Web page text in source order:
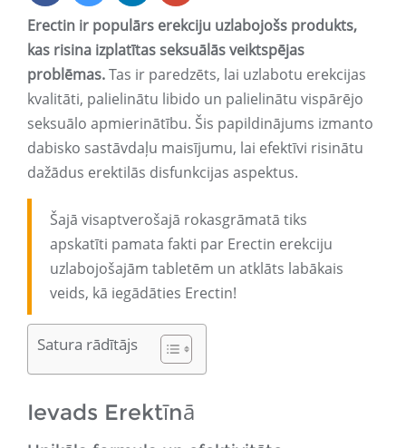
Erectin ir populārs erekciju uzlabojošs produkts,
kas risina izplatītas seksuālās veiktspējas
problēmas.Tas ir paredzēts, lai uzlabotu erekcijas
kvalitāti, palielinātu libido un palielinātu vispārējo
seksuālo apmierinātību. Šis papildinājums izmanto
dabisko sastāvdaļu maisījumu, lai efektīvi risinātu
dažādus erektilās disfunkcijas aspektus.
Šajā visaptverošajā rokasgrāmatā tiks
apskatīti pamata fakti par Erectin erekciju
uzlabojošajām tabletēm un atklāts labākais
veids, kā iegādāties Erectin!
Satura rādītājs
Ievads Erektīnā